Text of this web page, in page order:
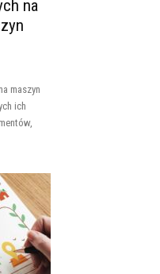
na
maszyn
ich